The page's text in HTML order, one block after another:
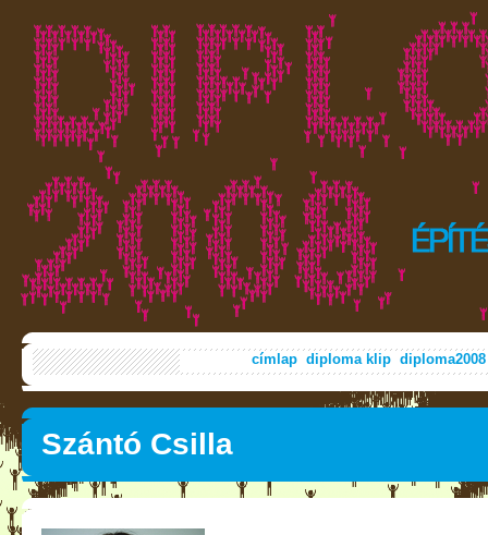
címlap diploma klip diploma2008
Szántó Csilla